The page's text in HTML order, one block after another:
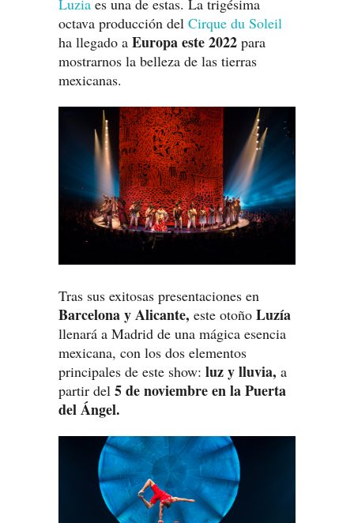
Luzia es una de estas. La trigésima
octava producción del Cirque du Soleil
ha llegado a Europa este 2022 para
mostrarnos la belleza de las tierras
mexicanas.
Tras sus exitosas presentaciones en
Barcelona y Alicante, este otoño Luzía
llenará a Madrid de una mágica esencia
mexicana, con los dos elementos
principales de este show: luz y lluvia, a
partir del 5 de noviembre en la Puerta
del Ángel.